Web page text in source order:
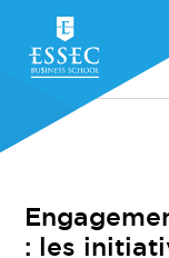
: les